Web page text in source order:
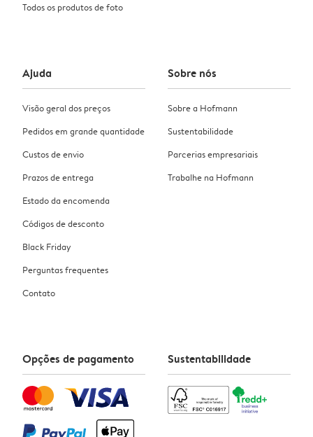
Todos os produtos de foto
Ajuda
Visão geral dos preços
Pedidos em grande quantidade
Custos de envio
Prazos de entrega
Estado da encomenda
Códigos de desconto
Black Friday
Perguntas frequentes
Contato
Sobre nós
Sobre a Hofmann
Sustentabilidade
Parcerias empresariais
Trabalhe na Hofmann
Opções de pagamento Sustentabilidade